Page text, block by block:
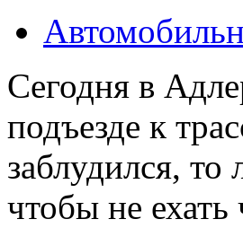
Сегодня в
подъезде к
заблудился,
чтобы не ехать